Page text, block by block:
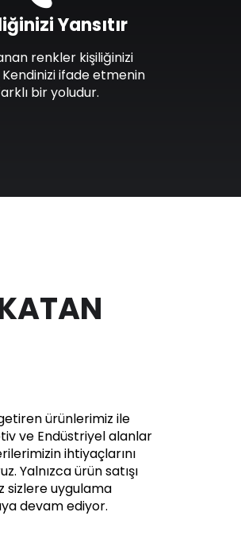
Yansıtır
renkler kişiliğinizi
Kendinizi ifade etmenin
bir yoludur.
ürünlerimiz ile
ve Endüstriyel alanlar
ihtiyaçlarını
Yalnızca ürün satışı
sizlere uygulama
devam ediyor.